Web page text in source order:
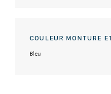
COULEUR MONTURE
Bleu